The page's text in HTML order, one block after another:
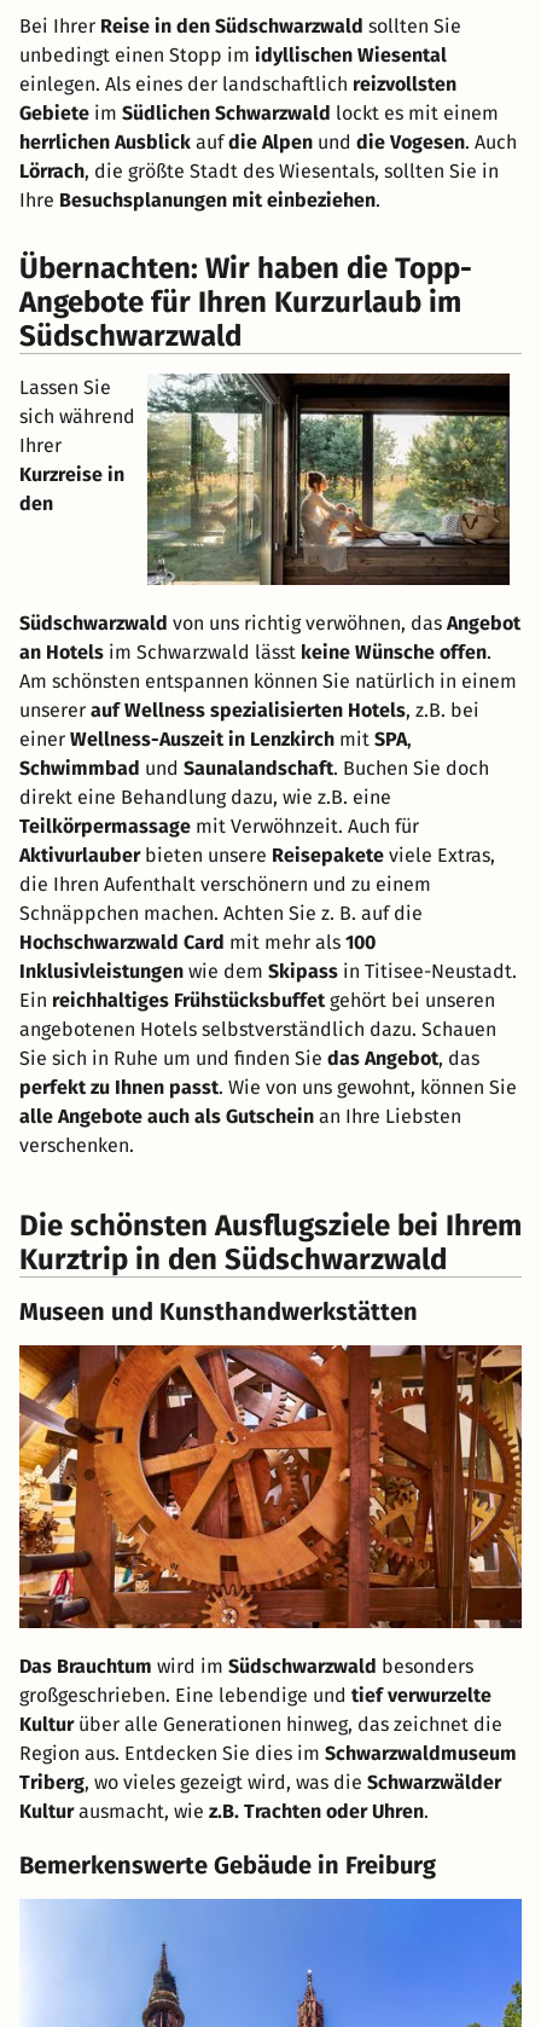
Bei Ihrer Reise in den Südschwarzwald sollten Sie
unbedingt einen Stopp im idyllischen Wiesental
einlegen. Als eines der landschaftlich reizvollsten
Gebiete im Südlichen Schwarzwald lockt es mit einem
herrlichen Ausblick aufdie Alpen und die Vogesen. Auch
Lörrach, die größte Stadt des Wiesentals, sollten Sie in
Ihre Besuchsplanungen mit einbeziehen.
Übernachten: Wir haben die Topp-
Angebote für Ihren Kurzurlaub im
Südschwarzwald
Lassen Sie
sich während
Ihrer
Kurzreise in
den
Südschwarzwald von uns richtig verwöhnen, das Angebot
an Hotels im Schwarzwald lässt keine Wünsche offen.
Am schönsten entspannen können Sie natürlich in einem
unserer auf Wellness spezialisierten Hotels, z.B. bei
einer Wellness-Auszeit in Lenzkirch mit SPA,
Schwimmbad und Saunalandschaft. Buchen Sie doch
direkt eine Behandlung dazu, wie z.B. eine
Teilkörpermassage mit Verwöhnzeit. Auch für
Aktivurlauberbieten unsere Reisepakete viele Extras,
die Ihren Aufenthalt verschönern und zu einem
Schnäppchen machen. Achten Sie z. B. auf die
Hochschwarzwald Card mit mehr als 100
Inklusivleistungen wie dem Skipass in Titisee-Neustadt.
Ein reichhaltiges Frühstücksbuffet gehört bei unseren
angebotenen Hotels selbstverständlich dazu. Schauen
Sie sich in Ruhe um und finden Sie das Angebot, das
perfekt zu Ihnen passt. Wie von uns gewohnt, können Sie
alle Angebote auch als Gutschein an Ihre Liebsten
verschenken.
Die schönsten Ausflugsziele bei Ihrem
Kurztrip in den Südschwarzwald
Museen und Kunsthandwerkstätten
Das Brauchtum wird im Südschwarzwald besonders
großgeschrieben. Eine lebendige und tief verwurzelte
Kulturüber alle Generationen hinweg, das zeichnet die
Region aus. Entdecken Sie dies im Schwarzwaldmuseum
Triberg, wo vieles gezeigt wird, was die Schwarzwälder
Kulturausmacht, wie z.B. Trachten oder Uhren.
Bemerkenswerte Gebäude in Freiburg